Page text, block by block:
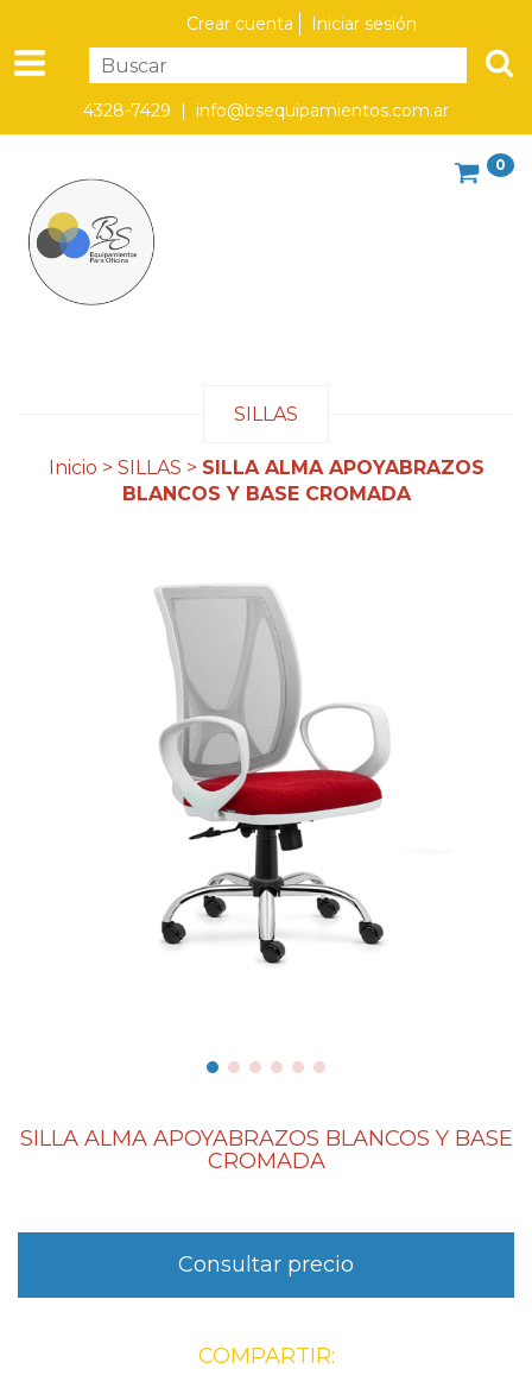
Crear cuenta Iniciar sesión
4328-7429 | info@bsequipamientos.com.ar
0
SILLAS
Inicio > SILLAS > SILLA ALMA APOYABRAZOS
BLANCOS Y BASE CROMADA
SILLA ALMA APOYABRAZOS BLANCOS Y BASE
CROMADA
COMPARTIR: